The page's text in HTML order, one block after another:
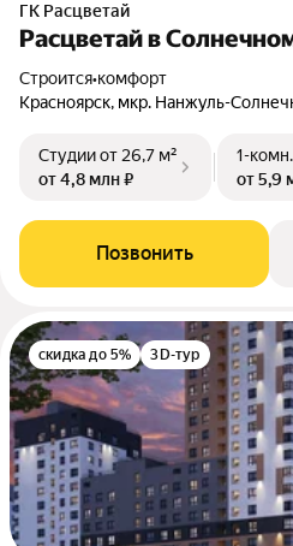
ГК Расцветай
Расцветай в
Строится•комфорт
Красноярск, мкр. Нанжуль-
Студииот 26,7 м²
от 4,8 млн ₽
1-комн.
от 5,9
Позвонить
скидка до 5% 3D-тур